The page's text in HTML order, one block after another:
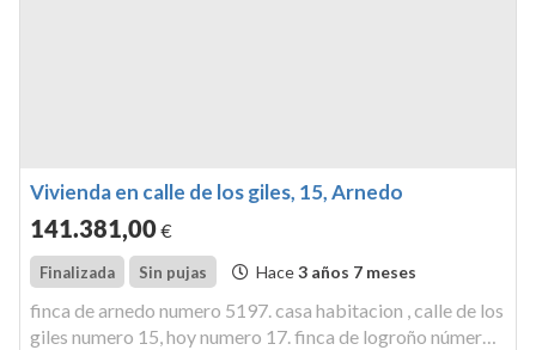
Vivienda en calle de los giles, 15, Arnedo
141.381,00€
Finalizada Sin pujas Hace3 años 7 meses
finca de arnedo numero 5197. casa habitacion , calle de los
giles numero 15, hoy numero 17. finca de logroño número